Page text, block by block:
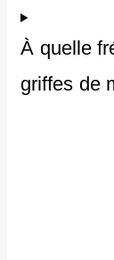
À quelle
griffes de